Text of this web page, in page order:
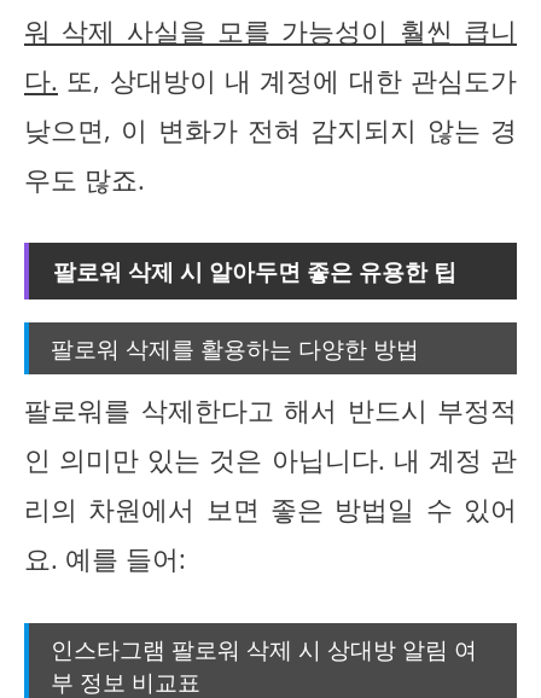
워 삭제 사실을 모를 가능성이 훨씬 큽니
다. 또, 상대방이 내 계정에 대한 관심도가
낮으면, 이 변화가 전혀 감지되지 않는 경
우도 많죠.
팔로워 삭제 시 알아두면 좋은 유용한 팁
팔로워 삭제를 활용하는 다양한 방법
팔로워를 삭제한다고 해서 반드시 부정적
인 의미만 있는 것은 아닙니다. 내 계정 관
리의 차원에서 보면 좋은 방법일 수 있어
요. 예를 들어:
인스타그램 팔로워 삭제 시 상대방 알림 여
부 정보 비교표